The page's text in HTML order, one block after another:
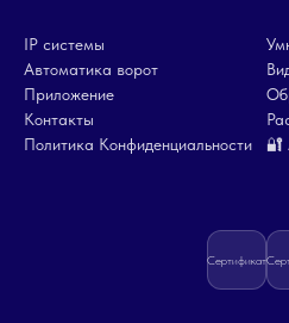
IP системы
Автоматика ворот
Приложение
Контакты
Политика Конфиденциальности
🔐
Сертификат